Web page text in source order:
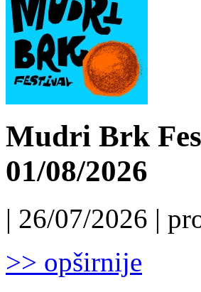
Mudri Brk
01/08/2026
| 26/07/2026 |
>> opširnije